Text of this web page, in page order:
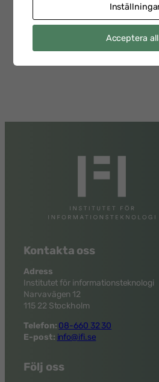
Talarintervju inför
med Emelie Staaf
Head of Security
Support på Saab
Kontakta oss
Adress
Institutet för informationsteknologi
Narvavägen 12
115 22 Stockholm
Telefon: 08-660 32 30
E-post: info@ifi.se
Följ oss
Acceptera